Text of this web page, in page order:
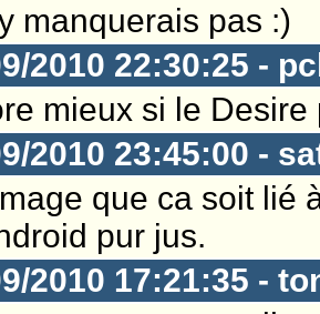
manquerais pas :)
2010 22:30:25 -
mieux si le Desire
2010 23:45:00 -
que ca soit lié
pur jus.
2010 17:21:35 -